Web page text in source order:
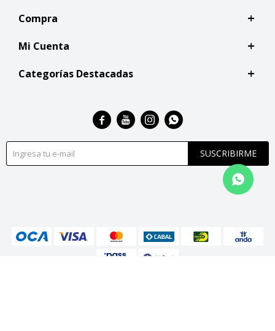
Compra
Mi Cuenta
Categorías Destacadas
SUSCRIBIRME
   